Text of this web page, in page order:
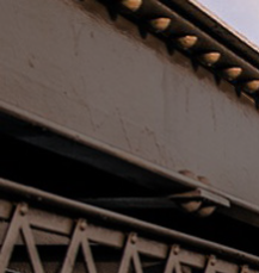
ツ
ス
キ
ッ
プ